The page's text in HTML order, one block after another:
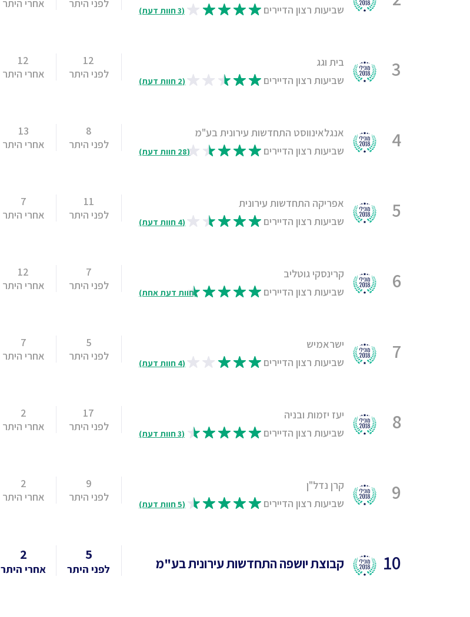
שביעות רצון הדיירים
(3 חוות דעת)
לפני היתר
אחרי היתר
3
בית וגג
שביעות רצון הדיירים
(2 חוות דעת)
12
לפני היתר
12
אחרי היתר
4
אנגלאינווסט התחדשות עירונית בע"מ
שביעות רצון הדיירים
(28 חוות דעת)
8
לפני היתר
13
אחרי היתר
5
אפריקה התחדשות עירונית
שביעות רצון הדיירים
(4 חוות דעת)
11
לפני היתר
7
אחרי היתר
6
קרינסקי גוטליב
שביעות רצון הדיירים
(חוות דעת אחת)
7
לפני היתר
12
אחרי היתר
7
ישראמיש
שביעות רצון הדיירים
(4 חוות דעת)
5
לפני היתר
7
אחרי היתר
8
יעז יזמות ובניה
שביעות רצון הדיירים
(3 חוות דעת)
17
לפני היתר
2
אחרי היתר
9
קרן נדל"ן
שביעות רצון הדיירים
(5 חוות דעת)
9
לפני היתר
2
אחרי היתר
10 קבוצת יושפה התחדשות עירונית בע"מ
5
לפני היתר
2
אחרי היתר